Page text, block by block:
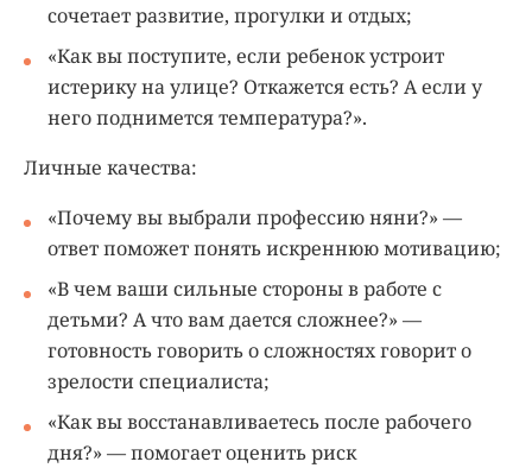
сочетает развитие, прогулки и отдых;
«Как вы поступите, если ребенок устроит
истерику на улице? Откажется есть? А если у
него поднимется температура?».
Личные качества:
«Почему вы выбрали профессию няни?» —
ответ поможет понять искреннюю мотивацию;
«В чем ваши сильные стороны в работе с
детьми? А что вам дается сложнее?» —
готовность говорить о сложностях говорит о
зрелости специалиста;
«Как вы восстанавливаетесь после рабочего
дня?» — помогает оценить риск